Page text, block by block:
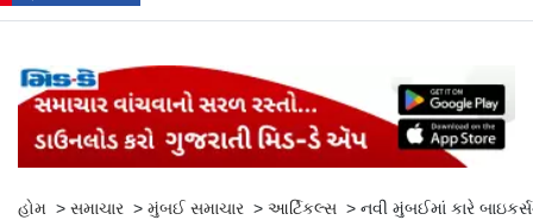
હોમ > સમાચાર > મુંબઈ સમાચાર > આર્ટિકલ્સ > નવી મુંબઈમાં કારે